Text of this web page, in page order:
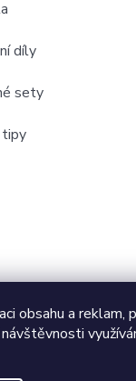
obsahu a reklam,
díly
sety
tipy